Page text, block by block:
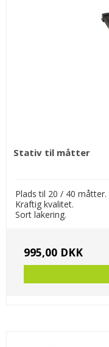
Stativ til måtter
Plads til 20 / 40 måtter.
Kraftig kvalitet.
Sort lakering.
995,00 DKK